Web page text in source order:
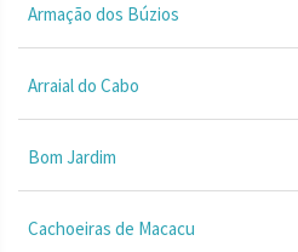
Armação dos Búzios
Arraial do Cabo
Bom Jardim
Cachoeiras de Macacu